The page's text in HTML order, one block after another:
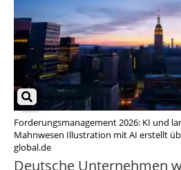
Forderungsmanagement 2026: KI und
Mahnwesen Illustration mit AI erstellt
global.de
Deutsche Unternehmen